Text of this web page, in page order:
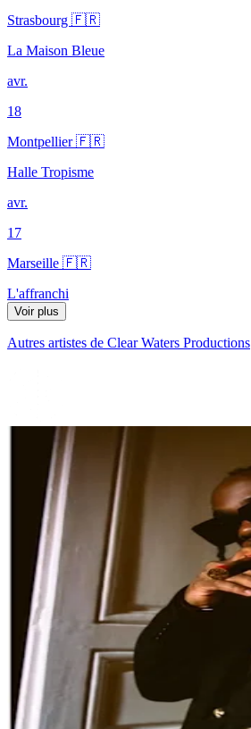
Strasbourg 🇫🇷
La Maison Bleue
avr.
18
Montpellier 🇫🇷
Halle Tropisme
avr.
17
Marseille 🇫🇷
L'affranchi
Voir plus
Autres artistes de Clear Waters Productions